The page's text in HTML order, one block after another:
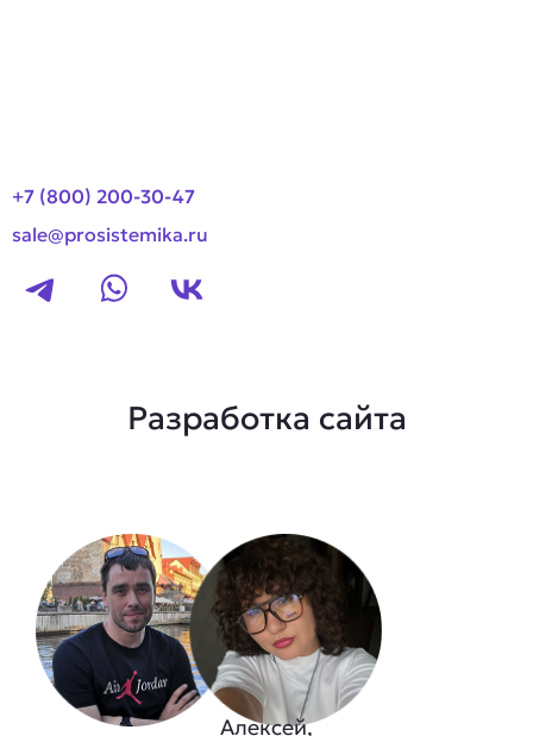
+7 (800) 200-30-47
sale@prosistemika.ru
Разработка сайта
Алексей,